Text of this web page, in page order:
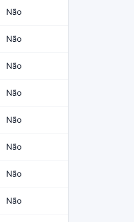
Não
Não
Não
Não
Não
Não
Não
Não